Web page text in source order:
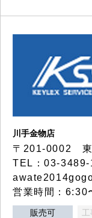
川手金物店
〒201-0002 東
TEL：03-
営業時間：6:30
販売可